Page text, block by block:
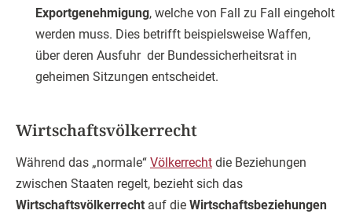
Exportgenehmigung, welche von Fall zu Fall eingeholt
werden muss. Dies betrifft beispielsweise Waffen,
über deren Ausfuhr der Bundessicherheitsrat in
geheimen Sitzungen entscheidet.
Wirtschaftsvölkerrecht
Während das „normale“ Völkerrecht die Beziehungen
zwischen Staaten regelt, bezieht sich das
Wirtschaftsvölkerrecht auf die Wirtschaftsbeziehungen